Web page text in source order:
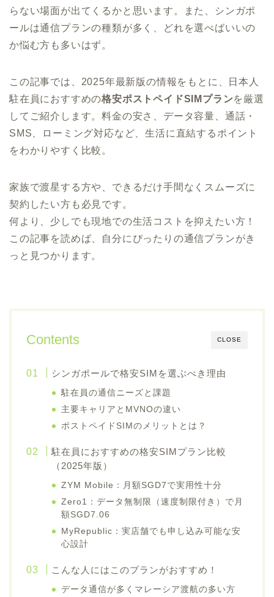
らない場面が出てくるかと思います。また、シンガポ
ールは通信プランの種類が多く、どれを選べばいいの
か悩む方も多いはず。
この記事では、2025年最新版の情報をもとに、日本人
駐在員におすすめの格安ポストペイドSIMプランを厳選
してご紹介します。料金の安さ、データ容量、通話・
SMS、ローミング対応など、生活に直結するポイント
をわかりやすく比較。
家族で渡星する方や、できるだけ手間なくスムーズに
契約したい方も必見です。
何より、少しでも現地での生活コストを抑えたい方！
この記事を読めば、自分にぴったりの通信プランがき
っと見つかります。
CLOSE
Contents
シンガポールで格安SIMを選ぶべき理由
駐在員の通信ニーズと課題
主要キャリアとMVNOの違い
ポストペイドSIMのメリットとは？
駐在員におすすめの格安SIMプラン比較
（2025年版）
ZYM Mobile：月額SGD7で実用性十分
Zero1：データ無制限（速度制限付き）で月
額SGD7.06
MyRepublic：実店舗でも申し込み可能な安
心設計
こんな人にはこのプランがおすすめ！
データ通信が多くマレーシア渡航の多い方